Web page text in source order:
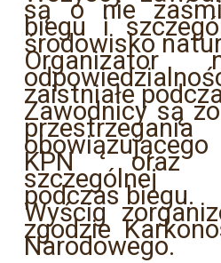
są o nie
biegu i
środowisko
Organizator
zaistniałe
Zawodnicy są
KPN oraz
szczególnej
podczas biegu.
Wyścig
zgodzie
Narodowego.